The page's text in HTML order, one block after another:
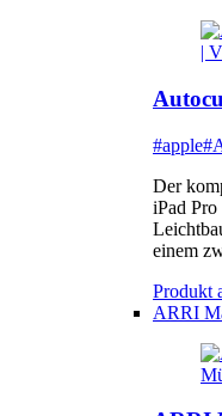
#apple
Der
iPad
einem
Produkt
ARRI